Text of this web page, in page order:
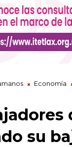
Economía
su